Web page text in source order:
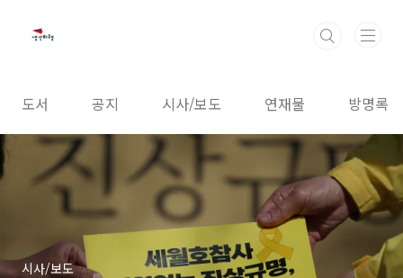
도서 공지 시사/보도 연재물 방명록
시사/보도